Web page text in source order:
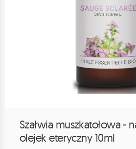
Szałwia muszkatołowa -
olejek eteryczny 10ml